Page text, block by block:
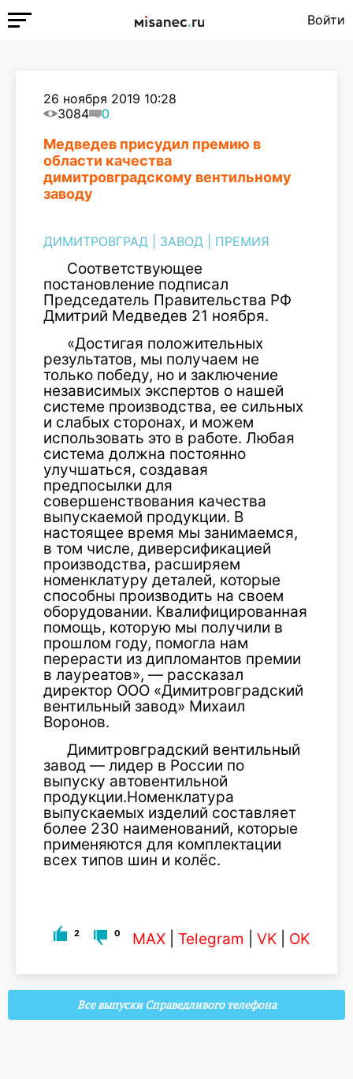
Войти
26 ноября 2019 10:28
3084
0
Медведев присудил премию в
области качества
димитровградскому вентильному
заводу
ДИМИТРОВГРАД ЗАВОД ПРЕМИЯ
Соответствующее
постановление подписал
Председатель Правительства РФ
Дмитрий Медведев 21 ноября.
«Достигая положительных
результатов, мы получаем не
только победу, но и заключение
независимых экспертов о нашей
системе производства, ее сильных
и слабых сторонах, и можем
использовать это в работе. Любая
система должна постоянно
улучшаться, создавая
предпосылки для
совершенствования качества
выпускаемой продукции. В
настоящее время мы занимаемся,
в том числе, диверсификацией
производства, расширяем
номенклатуру деталей, которые
способны производить на своем
оборудовании. Квалифицированная
помощь, которую мы получили в
прошлом году, помогла нам
перерасти из дипломантов премии
в лауреатов», — рассказал
директор ООО «Димитровградский
вентильный завод» Михаил
Воронов.
Димитровградский вентильный
завод — лидер в России по
выпуску автовентильной
продукции.Номенклатура
выпускаемых изделий составляет
более 230 наименований, которые
применяются для комплектации
всех типов шин и колёс.
2 0 MAX Telegram VK OK
Все выпуски Справедливого телефона